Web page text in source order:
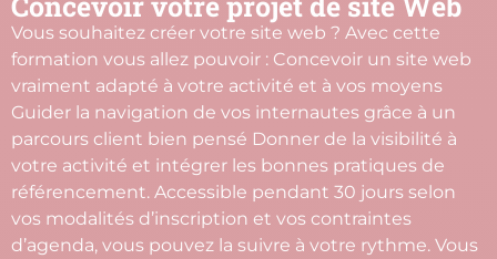
Vous souhaitez créer votre site web ? Avec cette
formation vous allez pouvoir : Concevoir un site web
vraiment adapté à votre activité et à vos moyens
Guider la navigation de vos internautes grâce à un
parcours client bien pensé Donner de la visibilité à
votre activité et intégrer les bonnes pratiques de
référencement. Accessible pendant 30 jours selon
vos modalités d’inscription et vos contraintes
d’agenda, vous pouvez la suivre à votre rythme. Vous